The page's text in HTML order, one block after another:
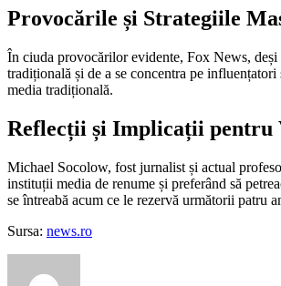
Provocările și Strategiile
În ciuda provocărilor evidente, Fox News, deși
tradițională și de a se concentra pe
media tradițională.
Reflecții și Implicații pentru
Michael Socolow, fost jurnalist și actual
instituții media de renume și preferând să
se întreabă acum ce le rezervă următorii patru
Sursa: news.ro